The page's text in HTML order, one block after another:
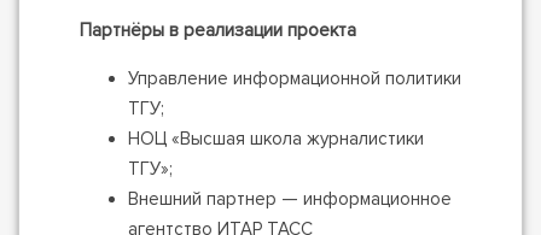
Партнёры в реализации проекта
Управление информационной политики
ТГУ;
НОЦ «Высшая школа журналистики
ТГУ»;
Внешний партнер — информационное
агентство ИТАР ТАСС